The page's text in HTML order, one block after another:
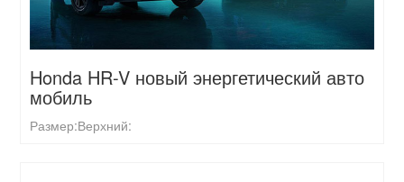
Honda HR-V новый энергетический авто
мобиль
Размер:Верхний: